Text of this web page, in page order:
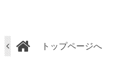
トップページへ